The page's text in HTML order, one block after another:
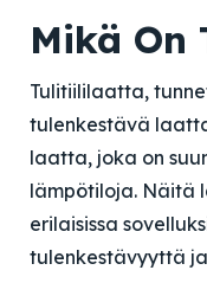
Mikä
Tulitiililaatta,
tulenkestävä
laatta, joka on
lämpötiloja. Näitä
erilaisissa
tulenkestävyyttä